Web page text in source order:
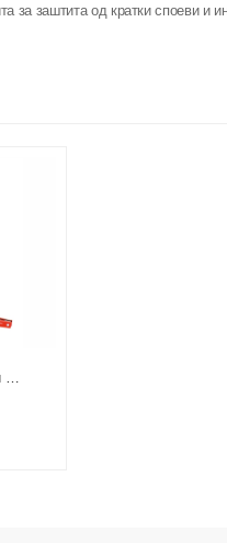
за заштита од кратки споеви и
и